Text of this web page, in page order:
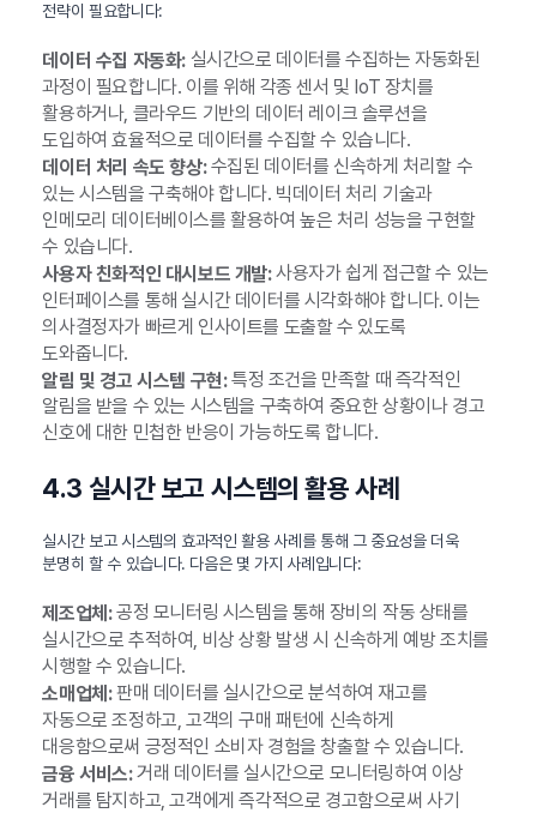
전략이 필요합니다:
데이터 수집 자동화:실시간으로 데이터를 수집하는 자동화된
과정이 필요합니다. 이를 위해 각종 센서 및 IoT 장치를
활용하거나, 클라우드 기반의 데이터 레이크 솔루션을
도입하여 효율적으로 데이터를 수집할 수 있습니다.
데이터 처리 속도 향상:수집된 데이터를 신속하게 처리할 수
있는 시스템을 구축해야 합니다. 빅데이터 처리 기술과
인메모리 데이터베이스를 활용하여 높은 처리 성능을 구현할
수 있습니다.
사용자 친화적인 대시보드 개발:사용자가 쉽게 접근할 수 있는
인터페이스를 통해 실시간 데이터를 시각화해야 합니다. 이는
의사결정자가 빠르게 인사이트를 도출할 수 있도록
도와줍니다.
알림 및 경고 시스템 구현:특정 조건을 만족할 때 즉각적인
알림을 받을 수 있는 시스템을 구축하여 중요한 상황이나 경고
신호에 대한 민첩한 반응이 가능하도록 합니다.
4.3 실시간 보고 시스템의 활용 사례
실시간 보고 시스템의 효과적인 활용 사례를 통해 그 중요성을 더욱
분명히 할 수 있습니다. 다음은 몇 가지 사례입니다:
제조업체:공정 모니터링 시스템을 통해 장비의 작동 상태를
실시간으로 추적하여, 비상 상황 발생 시 신속하게 예방 조치를
시행할 수 있습니다.
소매업체:판매 데이터를 실시간으로 분석하여 재고를
자동으로 조정하고, 고객의 구매 패턴에 신속하게
대응함으로써 긍정적인 소비자 경험을 창출할 수 있습니다.
금융 서비스:거래 데이터를 실시간으로 모니터링하여 이상
거래를 탐지하고, 고객에게 즉각적으로 경고함으로써 사기